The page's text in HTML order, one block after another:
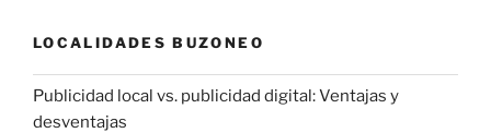
LOCALIDADES BUZONEO
Publicidad local vs. publicidad digital: Ventajas y
desventajas